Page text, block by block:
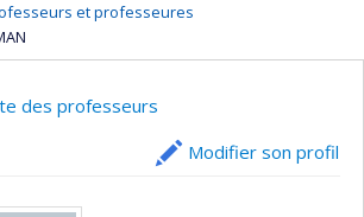
et professeures
des professeurs
Modifier son profil